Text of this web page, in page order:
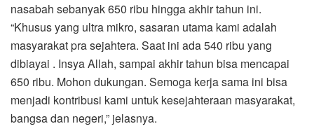
nasabah sebanyak 650 ribu hingga akhir tahun ini.
“Khusus yang ultra mikro, sasaran utama kami adalah
masyarakat pra sejahtera. Saat ini ada 540 ribu yang
dibiayai . Insya Allah, sampai akhir tahun bisa mencapai
650 ribu. Mohon dukungan. Semoga kerja sama ini bisa
menjadi kontribusi kami untuk kesejahteraan masyarakat,
bangsa dan negeri,” jelasnya.